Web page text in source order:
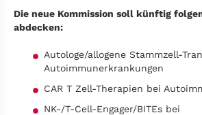
Die neue Kommission soll künftig
abdecken:
Autologe/allogene Stammzell-
Autoimmunerkrankungen
CAR T Zell-Therapien bei
NK-/T-Cell-Engager/BITEs bei